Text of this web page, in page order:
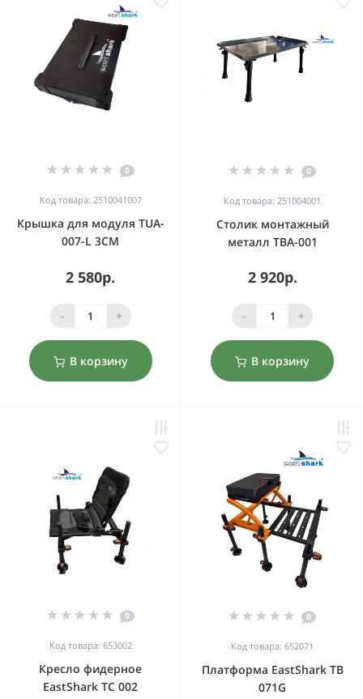
0
Код товара: 2510041007
Крышка для модуля TUA-
007-L 3CM
2 580р.
- +
В корзину
0
Код товара: 251004001
Столик монтажный
металл TBA-001
2 920р.
- +
В корзину
0
Код товара: 653002
Кресло фидерное
EastShark TC 002
0
Код товара: 652071
Платформа EastShark TB
071G